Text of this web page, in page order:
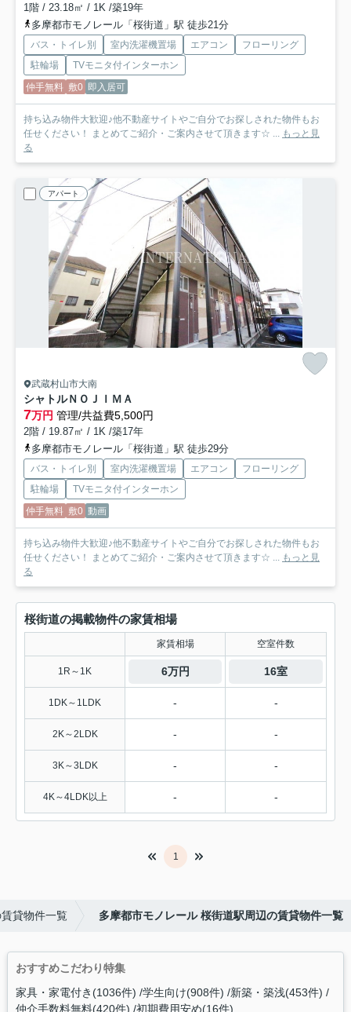
1階 / 23.18㎡ / 1K /築19年
多摩都市モノレール「桜街道」駅 徒歩21分
バス・トイレ別 室内洗濯機置場 エアコン
フローリング
駐輪場
TVモニタ付インターホン
仲手無料 敷0 即入居可
持ち込み物件大歓迎♪他不動産サイトやご自分でお探しされた物件もお
任せください！ まとめてご紹介・ご案内させて頂きます☆ ... もっと見
る
アパート
武蔵村山市大南
シャトルＮＯＪＩＭＡ
7万円 管理/共益費5,500円
2階 / 19.87㎡ / 1K /築17年
多摩都市モノレール「桜街道」駅 徒歩29分
バス・トイレ別 室内洗濯機置場 エアコン
フローリング
駐輪場
TVモニタ付インターホン
仲手無料 敷0 動画
持ち込み物件大歓迎♪他不動産サイトやご自分でお探しされた物件もお
任せください！ まとめてご紹介・ご案内させて頂きます☆ ...
もっと見
る
桜街道の掲載物件の家賃相場
家賃相場 空室件数
1R～1K 6万円 16室
1DK～1LDK - -
2K～2LDK - -
3K～3LDK - -
4K～4LDK以上 - -
1
貸物件一覧 多摩都市モノレール 桜街道駅周辺の賃貸物件一覧
おすすめこだわり特集
家具・家電付き(1036件) 学生向け(908件) 新築・築浅(453件)
仲介手数料無料(420件) 初期費用安め(16件)